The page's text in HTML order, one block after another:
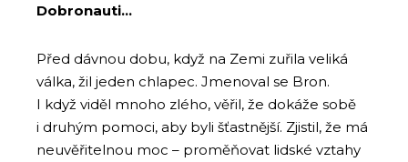
Dobronauti...
Před dávnou dobu, když na Zemi zuřila veliká
válka, žil jeden chlapec. Jmenoval se Bron.
I když viděl mnoho zlého, věřil, že dokáže sobě
i druhým pomoci, aby byli šťastnější. Zjistil, že má
neuvěřitelnou moc – proměňovat lidské vztahy